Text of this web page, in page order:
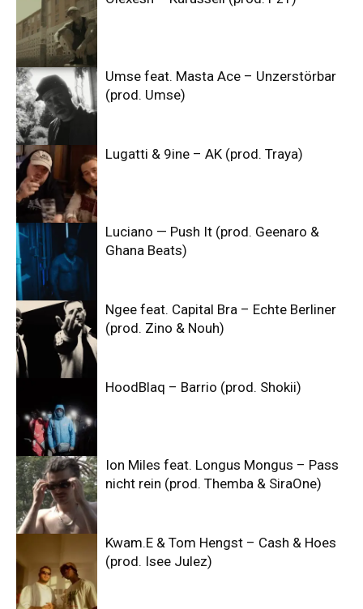
Umse feat. Masta Ace – Unzerstörbar
(prod. Umse)
Lugatti & 9ine – AK (prod. Traya)
Luciano — Push It (prod. Geenaro &
Ghana Beats)
Ngee feat. Capital Bra – Echte Berliner
(prod. Zino & Nouh)
HoodBlaq – Barrio (prod. Shokii)
Ion Miles feat. Longus Mongus – Pass
nicht rein (prod. Themba & SiraOne)
Kwam.E & Tom Hengst – Cash & Hoes
(prod. Isee Julez)